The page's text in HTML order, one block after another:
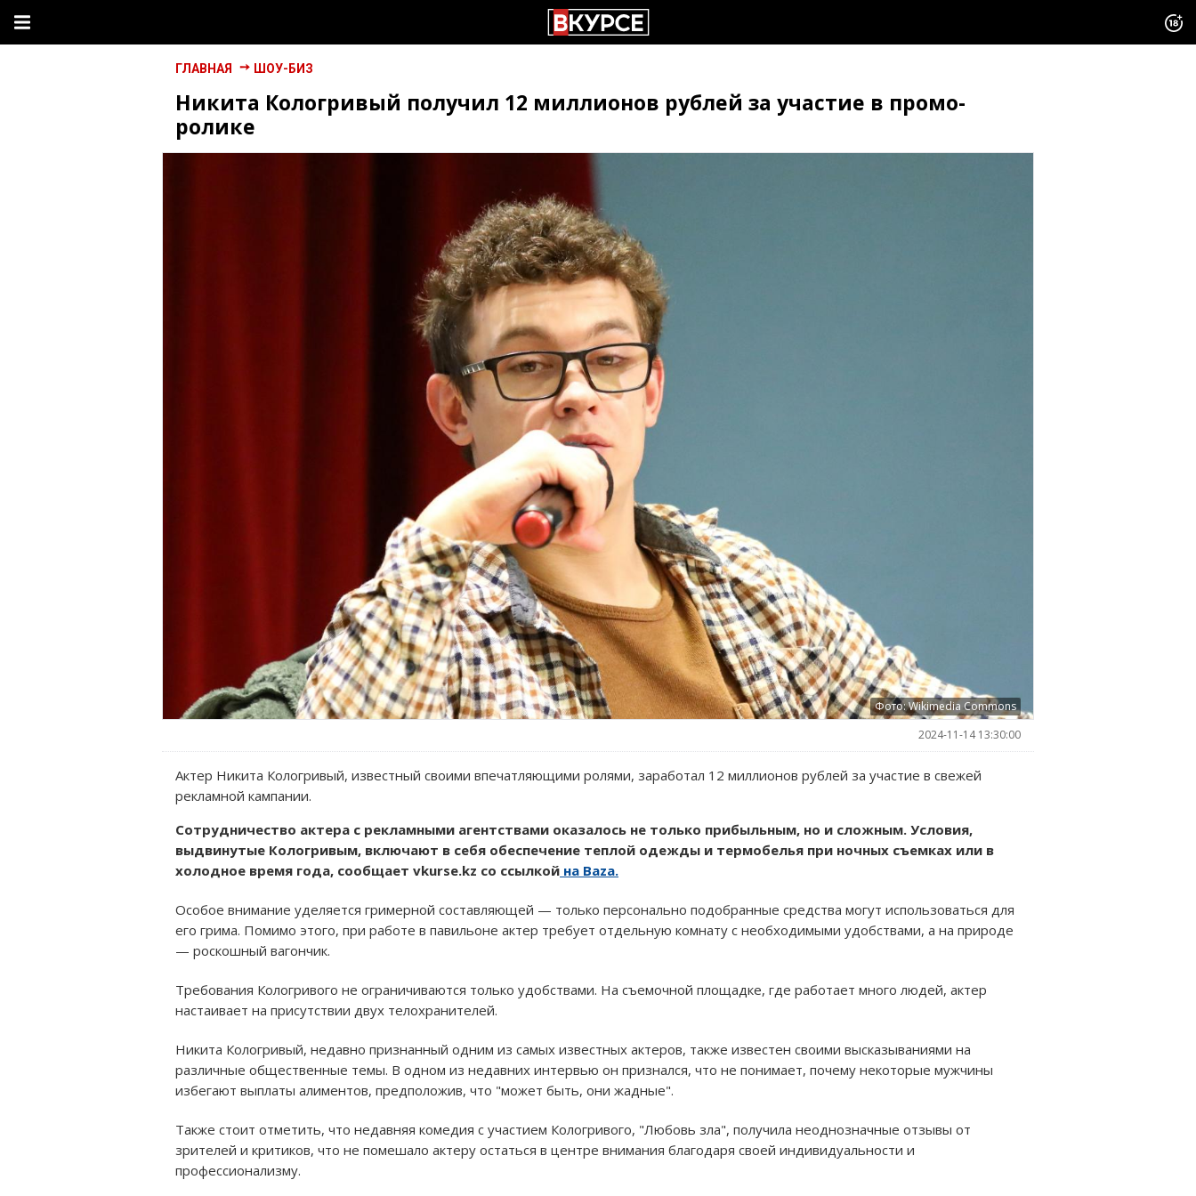
ГЛАВНАЯ ШОУ-БИЗ
Никита Кологривый получил 12 миллионов рублей за участие в промо-
ролике
Фото: Wikimedia Commons
2024-11-14 13:30:00
Актер Никита Кологривый, известный своими впечатляющими ролями, заработал 12 миллионов рублей за участие в свежей
рекламной кампании.
Сотрудничество актера с рекламными агентствами оказалось не только прибыльным, но и сложным. Условия,
выдвинутые Кологривым, включают в себя обеспечение теплой одежды и термобелья при ночных съемках или в
холодное время года, сообщает vkurse.kz со ссылкой на Baza.
Особое внимание уделяется гримерной составляющей — только персонально подобранные средства могут использоваться для
его грима. Помимо этого, при работе в павильоне актер требует отдельную комнату с необходимыми удобствами, а на природе
— роскошный вагончик.
Требования Кологривого не ограничиваются только удобствами. На съемочной площадке, где работает много людей, актер
настаивает на присутствии двух телохранителей.
Никита Кологривый, недавно признанный одним из самых известных актеров, также известен своими высказываниями на
различные общественные темы. В одном из недавних интервью он признался, что не понимает, почему некоторые мужчины
избегают выплаты алиментов, предположив, что "может быть, они жадные".
Также стоит отметить, что недавняя комедия с участием Кологривого, "Любовь зла", получила неоднозначные отзывы от
зрителей и критиков, что не помешало актеру остаться в центре внимания благодаря своей индивидуальности и
профессионализму.